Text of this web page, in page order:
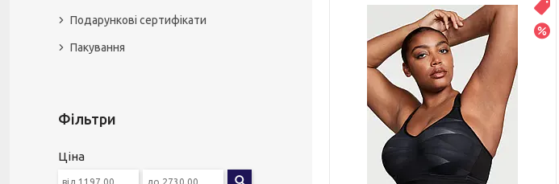
Подарункові сертифікати
Пакування
Фільтри
Ціна